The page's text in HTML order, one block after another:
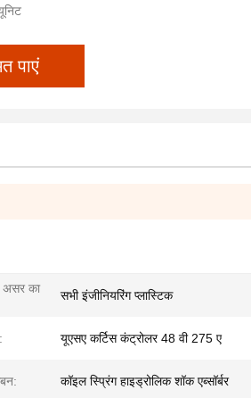
पाएं
का
सभी इंजीनियरिंग प्लास्टिक
यूएसए कर्टिस कंट्रोलर 48 वी 275 ए
कॉइल स्प्रिंग हाइड्रोलिक शॉक एब्सॉर्बर